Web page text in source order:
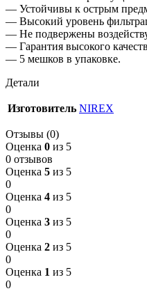
— Устойчивы к острым
— Высокий уровень
— Не подвержены
— Гарантия высокого
— 5 мешков в упаковке.
Детали
Изготовитель NIREX
Отзывы (0)
Оценка 0 из 5
0 отзывов
Оценка 5 из 5
0
Оценка 4 из 5
0
Оценка 3 из 5
0
Оценка 2 из 5
0
Оценка 1 из 5
0